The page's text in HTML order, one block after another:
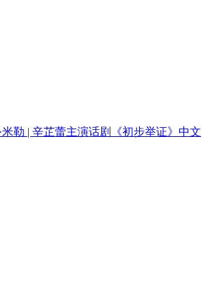
米勒 | 辛芷蕾主演话剧《初步举证》中文